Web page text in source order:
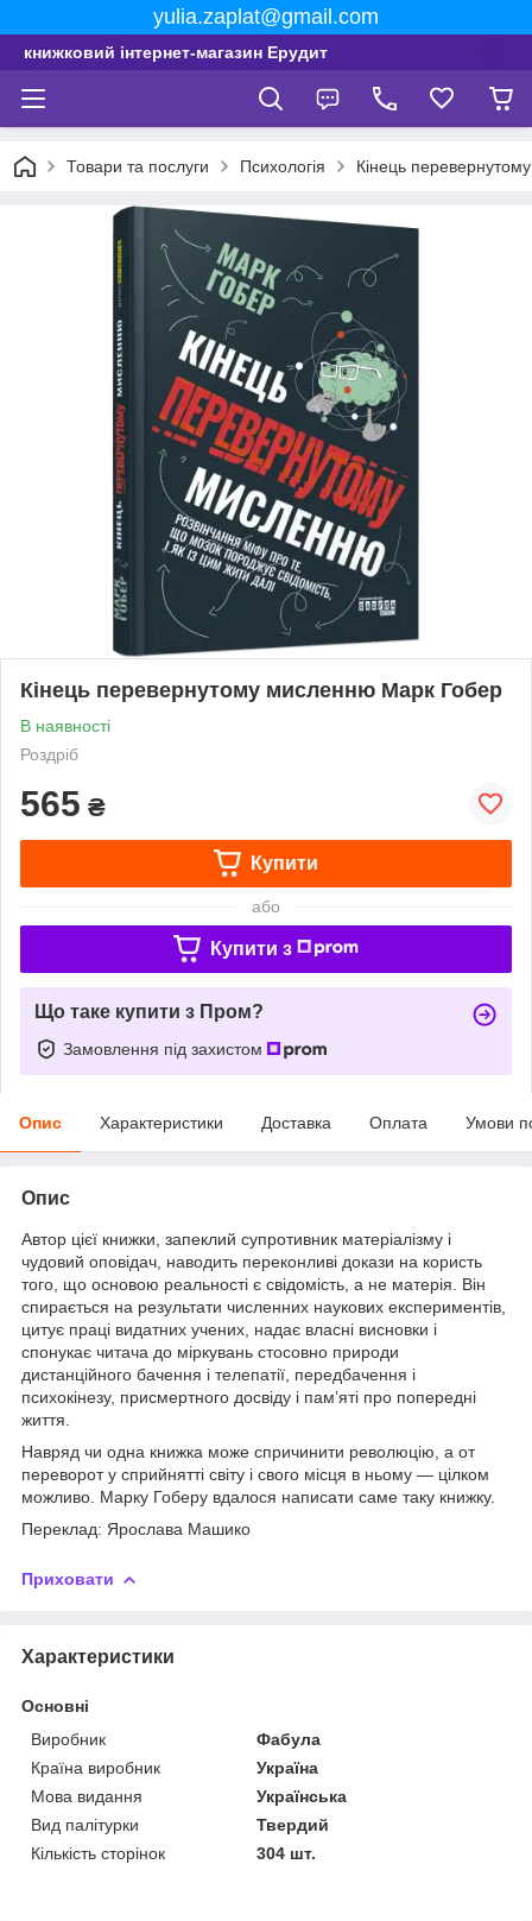
yulia.zaplat@gmail.com
книжковий інтернет-магазин Ерудит
Товари та послуги Психологія Кінець
Кінець перевернутому мисленню Марк Гобер
В наявності
Роздріб
565 ₴
Купити
або
Купити з
Що таке купити з Пром?
Замовлення під захистом
Опис Характеристики Доставка Оплата Умови
Опис
Автор цієї книжки, запеклий супротивник матеріалізму і
чудовий оповідач, наводить переконливі докази на користь
того, що основою реальності є свідомість, а не матерія. Він
спирається на результати численних наукових експериментів,
цитує праці видатних учених, надає власні висновки і
спонукає читача до міркувань стосовно природи
дистанційного бачення і телепатії, передбачення і
психокінезу, присмертного досвіду і пам’яті про попередні
життя.
Навряд чи одна книжка може спричинити революцію, а от
переворот у сприйнятті світу і свого місця в ньому — цілком
можливо. Марку Гоберу вдалося написати саме таку книжку.
Переклад: Ярослава Машико
Приховати
Характеристики
Основні
Виробник
Фабула
Країна виробник
Україна
Мова видання
Українська
Вид палітурки
Твердий
Кількість сторінок
304 шт.